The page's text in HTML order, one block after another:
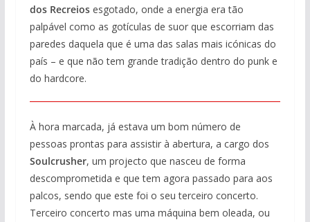
dos Recreiosesgotado, onde a energia era tão
palpável como as gotículas de suor que escorriam das
paredes daquela que é uma das salas mais icónicas do
país – e que não tem grande tradição dentro do punk e
do hardcore.
À hora marcada, já estava um bom número de
pessoas prontas para assistir à abertura, a cargo dos
Soulcrusher, um projecto que nasceu de forma
descomprometida e que tem agora passado para aos
palcos, sendo que este foi o seu terceiro concerto.
Terceiro concerto mas uma máquina bem oleada, ou